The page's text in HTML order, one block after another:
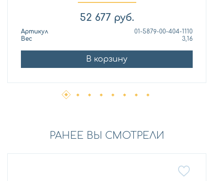
52 677 руб.
Артикул
01-5879-00-404-1110
Вес
3,16
В корзину
РАНЕЕ ВЫ СМОТРЕЛИ